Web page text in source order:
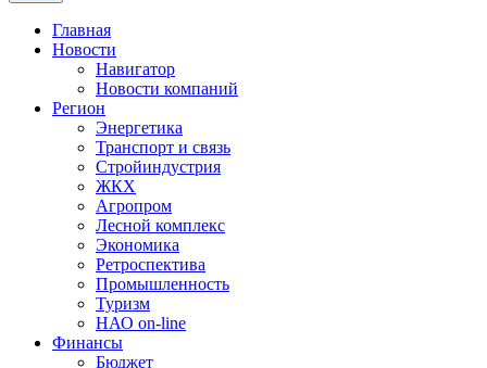
Главная
Новости
Навигатор
Новости компаний
Регион
Энергетика
Транспорт и связь
Стройиндустрия
ЖКХ
Агропром
Лесной комплекс
Экономика
Ретроспектива
Промышленность
Туризм
НАО on-line
Финансы
Бюджет